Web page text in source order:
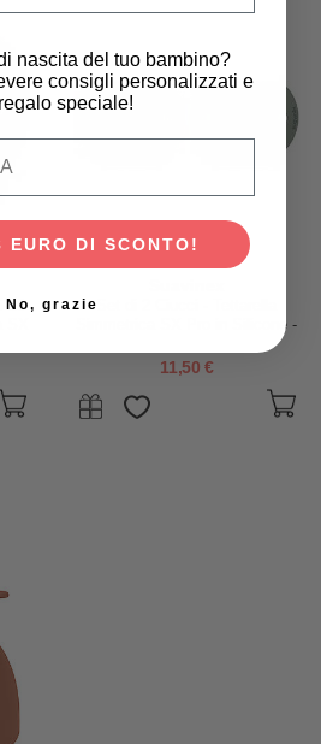
18
Simmetrica SX Pro in Silicone -
11,50 €
nascita del tuo bambino?
consigli personalizzati e
speciale!
di nascita del tuo
EURO DI SCONTO!
No, grazie